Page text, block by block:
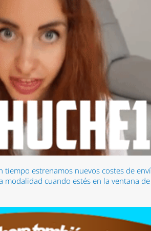
estrenamos nuevos costes de
cuando estés en la ventana